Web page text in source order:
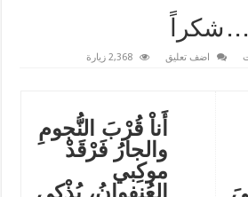
. . شكراً
اضف تعليق 2,368 زيارة
أَناْ قُرْبَ النُّجومِ
والجارُ فَرْقَدْ
موكِبي
العُنفوانُ، يُذْكِي